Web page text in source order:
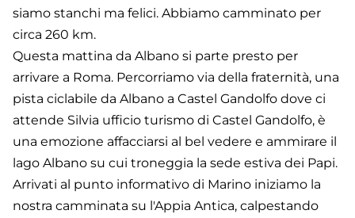
siamo stanchi ma felici. Abbiamo camminato per
circa 260 km.
Questa mattina da Albano si parte presto per
arrivare a Roma. Percorriamo via della fraternità, una
pista ciclabile da Albano a Castel Gandolfo dove ci
attende Silvia ufficio turismo di Castel Gandolfo, è
una emozione affacciarsi al bel vedere e ammirare il
lago Albano su cui troneggia la sede estiva dei Papi.
Arrivati al punto informativo di Marino iniziamo la
nostra camminata su l'Appia Antica, calpestando